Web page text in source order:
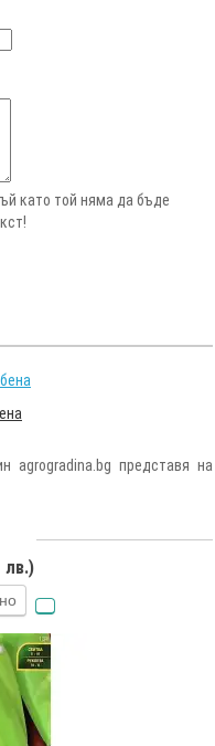
като той няма да бъде
agrogradina.bg представя на
лв.)